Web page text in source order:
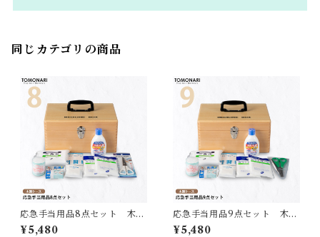
同じカテゴリの商品
応急手当用品8点セット 木製
救急箱 【送料無料】
¥5,480
応急手当用品9点セット 木製
救急箱 【送料無料】
¥5,480